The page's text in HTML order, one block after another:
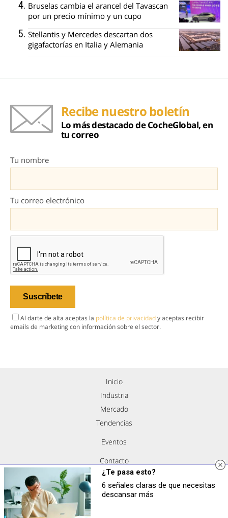
Bruselas cambia el arancel del Tavascan
por un precio mínimo y un cupo
Stellantis y Mercedes descartan dos
gigafactorías en Italia y Alemania
Recibe nuestro boletín
Lo más destacado de CocheGlobal, en
tu correo
Tu nombre
Tu correo electrónico
Al darte de alta aceptas la política de privacidady aceptas recibir
emails de marketing con información sobre el sector.
Inicio
Industria
Mercado
Tendencias
Eventos
Contacto
Nosotros
Política de privacidad
Política de cookies
¿Te pasa esto?
6 señales claras de que necesitas
descansar más